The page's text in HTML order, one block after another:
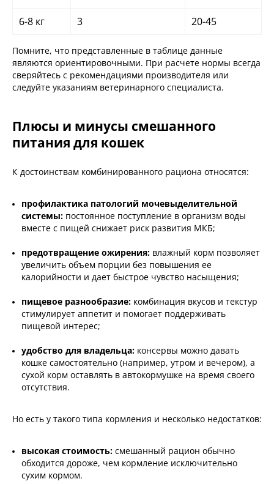
6-8 кг
3 20-45
Помните, что представленные в таблице данные
являются ориентировочными. При расчете нормы всегда
сверяйтесь с рекомендациями производителя или
следуйте указаниям ветеринарного специалиста.
Плюсы и минусы смешанного
питания для кошек
К достоинствам комбинированного рациона относятся:
профилактика патологий мочевыделительной
системы: постоянное поступление в организм воды
вместе с пищей снижает риск развития МКБ;
предотвращение ожирения: влажный корм позволяет
увеличить объем порции без повышения ее
калорийности и дает быстрое чувство насыщения;
пищевое разнообразие: комбинация вкусов и текстур
стимулирует аппетит и помогает поддерживать
пищевой интерес;
удобство для владельца: консервы можно давать
кошке самостоятельно (например, утром и вечером), а
сухой корм оставлять в автокормушке на время своего
отсутствия.
Но есть у такого типа кормления и несколько недостатков:
высокая стоимость: смешанный рацион обычно
обходится дороже, чем кормление исключительно
сухим кормом.